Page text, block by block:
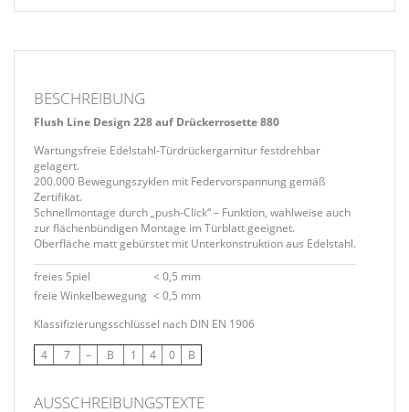
BESCHREIBUNG
Flush Line Design 228 auf Drückerrosette 880
Wartungsfreie Edelstahl-Türdrückergarnitur festdrehbar
gelagert.
200.000 Bewegungszyklen mit Federvorspannung gemäß
Zertifikat.
Schnellmontage durch „push-Click“ – Funktion, wahlweise auch
zur flächenbündigen Montage im Türblatt geeignet.
Oberfläche matt gebürstet mit Unterkonstruktion aus Edelstahl.
freies Spiel
< 0,5 mm
freie Winkelbewegung < 0,5 mm
Klassifizierungsschlüssel nach DIN EN 1906
4 7 – B 1 4 0 B
AUSSCHREIBUNGSTEXTE